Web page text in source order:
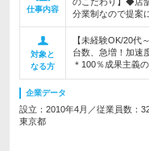
仕事内容
分業制なので提案
対象と
なる方
【未経験OK/20代
台数、急増！加速
＊100％成果主義
企業データ
設立：2010年4月／従業員数：
東京都